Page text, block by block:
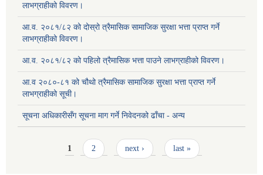
लाभग्राहीको विवरण।
आ.व. २०८१/८२ को दोस्रो त्रैमासिक सामाजिक सुरक्षा भत्ता प्राप्त गर्ने
लाभग्राहीको विवरण।
आ.व. २०८१/८२ को पहिलो त्रैमासिक भत्ता पाउने लाभग्राहीको विवरण।
आ.व २०८०-८१ को चौथो त्रैमासिक सामाजिक सुरक्षा भत्ता प्राप्त गर्ने
लाभग्राहीको सूची।
सूचना अधिकारीसँग सूचना माग गर्ने निवेदनको ढाँचा - अन्य
1 2 next › last »